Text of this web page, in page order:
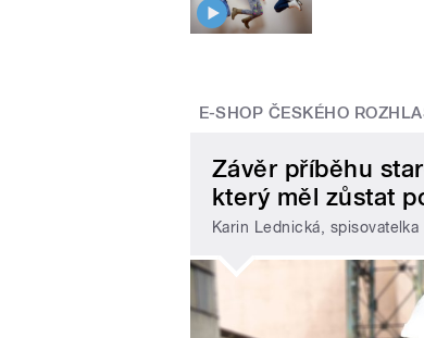
E-SHOP ČESKÉHO
Závěr příběhu
který měl zůstat
Karin Lednická, spisovatelka